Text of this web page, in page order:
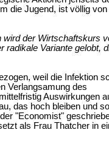
die Jugend, ist völlig von
wird der Wirtschaftskurs
radikale Variante gelobt,
weil die Infektion
Verlangsamung des
Auswirkungen
das hoch bleiben und
"Economist"
als Frau Thatcher in